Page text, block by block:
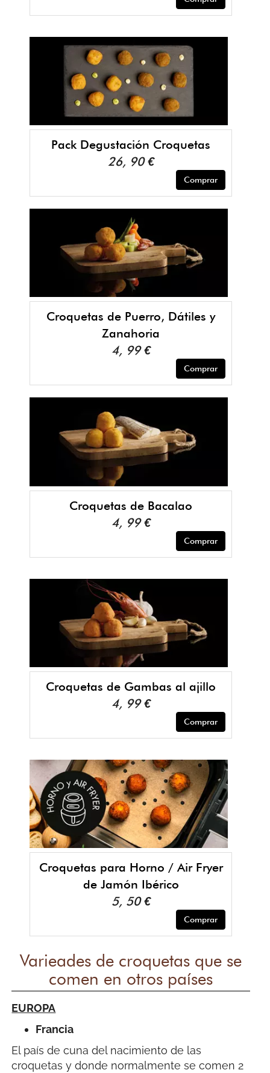
Pack Degustación Croquetas
26, 90 €
Comprar
Croquetas de Puerro, Dátiles y
Zanahoria
4, 99 €
Comprar
Croquetas de Bacalao
4, 99 €
Comprar
Croquetas de Gambas al ajillo
4, 99 €
Comprar
Croquetas para Horno / Air Fryer
de Jamón Ibérico
5, 50 €
Comprar
Varieades de croquetas que se
comen en otros países
EUROPA
Francia
El país de cuna del nacimiento de las
croquetas y donde normalmente se comen 2